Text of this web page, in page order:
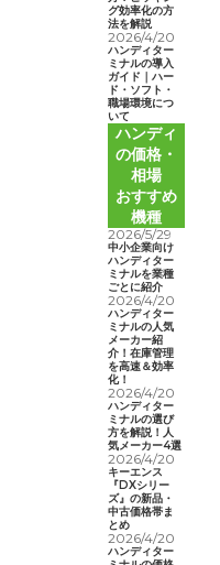
グ効率化の方
法を解説
2026/4/20
ハンディター
ミナルの導入
ガイド｜ハー
ド・ソフト・
職場環境につ
いて
ハンディ
の価格・
相場
おすすめ
機種
2026/5/29
中小企業向け
ハンディター
ミナルを業種
ごとに紹介
2026/4/20
ハンディター
ミナルの人気
メーカー紹
介！在庫管理
を高速＆効率
化！
2026/4/20
ハンディター
ミナルの選び
方を解説！人
気メーカー4選
2026/4/20
キーエンス
『DXシリー
ズ』の新品・
中古価格帯ま
とめ
2026/4/20
ハンディター